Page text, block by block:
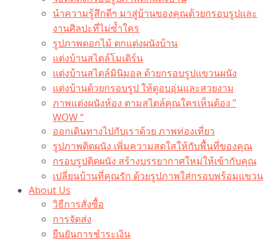
นำความรู้สึกดีๆ มาสู่บ้านของคุณด้วยกรอบรูปและ
งานศิลปะที่ไม่ซ้ำใคร
รูปภาพดอกไม้ ตกแต่งผนังบ้าน
แต่งบ้านสไตล์โมเดิร์น
แต่งบ้านสไตล์มินิมอล ด้วยกรอบรูปแขวนผนัง
แต่งบ้านด้วยกรอบรูป ให้ดูอบอุ่นและสวยงาม
ภาพแต่งผนังห้อง ตามสไตล์คุณใครเห็นต้อง ”
WOW “
ออกเดินทางไปกับเราด้วย ภาพท่องเที่ยว
รูปภาพติดผนัง เพิ่มความสดใสให้กับพื้นที่ของคุณ
กรอบรูปติดผนัง สร้างบรรยากาศใหม่ให้เข้ากับคุณ
เปลี่ยนบ้านที่คุณรัก ด้วยรูปภาพใส่กรอบพร้อมแขวน​
About Us
วิธีการสั่งซื้อ
การจัดส่ง
ยืนยันการชำระเงิน